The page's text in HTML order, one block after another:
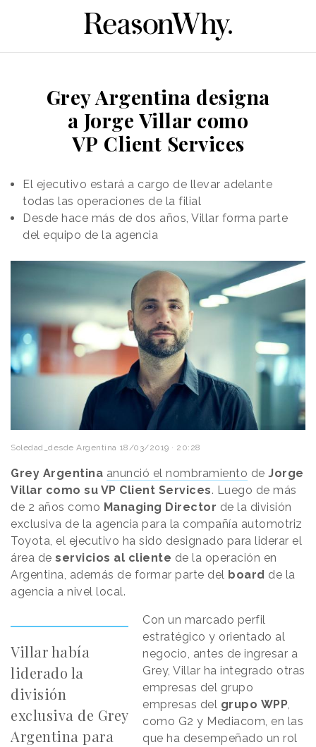
Grey Argentina designa
a Jorge Villar como
VP Client Services
El ejecutivo estará a cargo de llevar adelante
todas las operaciones de la filial
Desde hace más de dos años, Villar forma parte
del equipo de la agencia
Soledad_desde Argentina 18/03/2019 · 20:28
Grey Argentina anunció el nombramiento de Jorge
Villar como su VP Client Services. Luego de más
de 2 años como Managing Director de la división
exclusiva de la agencia para la compañía automotriz
Toyota, el ejecutivo ha sido designado para liderar el
área de servicios al cliente de la operación en
Argentina, además de formar parte del board de la
agencia a nivel local.
Villar había
liderado la
división
exclusiva de Grey
Argentina para
Con un marcado perfil
estratégico y orientado al
negocio, antes de ingresar a
Grey, Villar ha integrado otras
empresas del grupo
empresas del grupo WPP,
como G2 y Mediacom, en las
que ha desempeñado un rol